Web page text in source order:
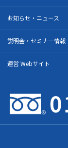
お知らせ・ニュース
説明会・セミナー情報
運営 Webサイト